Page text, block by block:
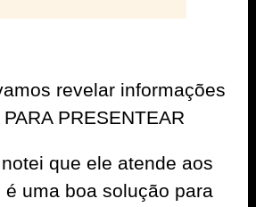
revelar informações
PRESENTEAR
que ele atende aos
uma boa solução para